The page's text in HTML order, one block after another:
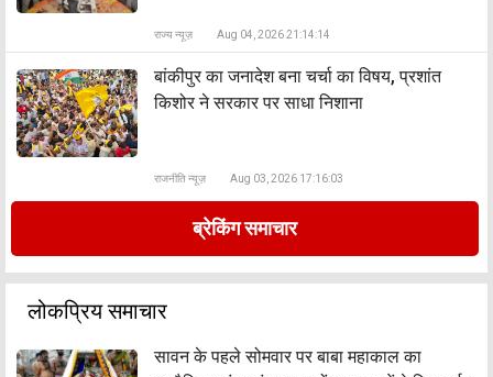
राज्य न्यूज़ Aug 04, 2026 21:14:14
बांकीपुर का जनादेश बना चर्चा का विषय, प्रशांत
किशोर ने सरकार पर साधा निशाना
राजनीति न्यूज़ Aug 03, 2026 17:16:03
ब्रेकिंग समाचार
लोकप्रिय समाचार
सावन के पहले सोमवार पर बाबा महाकाल का